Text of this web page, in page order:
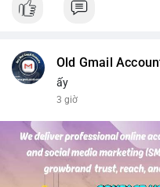
Khuyến nghị giao dịch cụ thể:
- Mục tiêu chốt lời: TP1:
- Cắt lỗ: 74.90 (dưới vùng hỗ
chốt 50% vị thế tại TP1 và
#solusdt #longsol #vung76
Old Gmail
ấy
3 giờ